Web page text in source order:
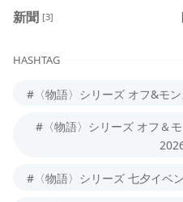
新聞 [3]
HASHTAG
#〈物語〉シリーズ オフ&モ
#〈物語〉シリーズ オフ＆
#〈物語〉シリーズ 七夕イベ